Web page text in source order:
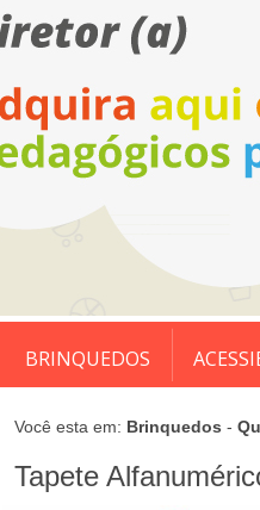
BRINQUEDOS
Você esta em: Brinquedos -
Tapete